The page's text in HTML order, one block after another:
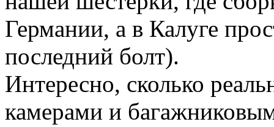
Германии, а в Калуге
последний болт).
Интересно, сколько
камерами и